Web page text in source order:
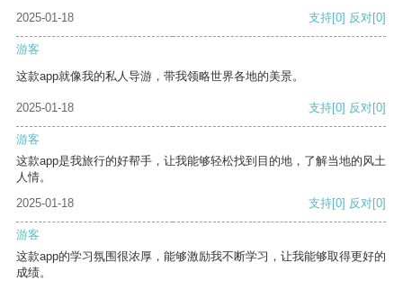
2025-01-18
支持[0] 反对[0]
游客
这款app就像我的私人导游，带我领略世界各地的美景。
2025-01-18 支持[0] 反对[0]
游客
这款app是我旅行的好帮手，让我能够轻松找到目的地，了解当地的风土
人情。
2025-01-18
支持[0] 反对[0]
游客
这款app的学习氛围很浓厚，能够激励我不断学习，让我能够取得更好的
成绩。